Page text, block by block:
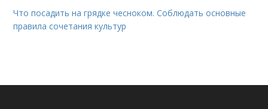
Что посадить на грядке чесноком. Соблюдать основные
правила сочетания культур